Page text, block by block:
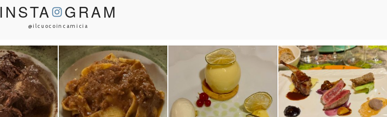
INSTA GRAM
@ilcuocoincamicia